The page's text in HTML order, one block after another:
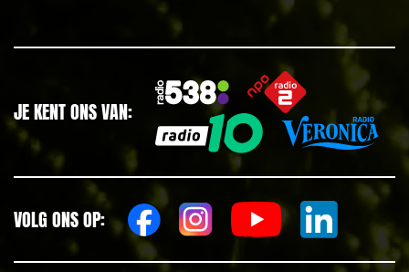
JE KENT ONS VAN:
VOLG ONS OP: